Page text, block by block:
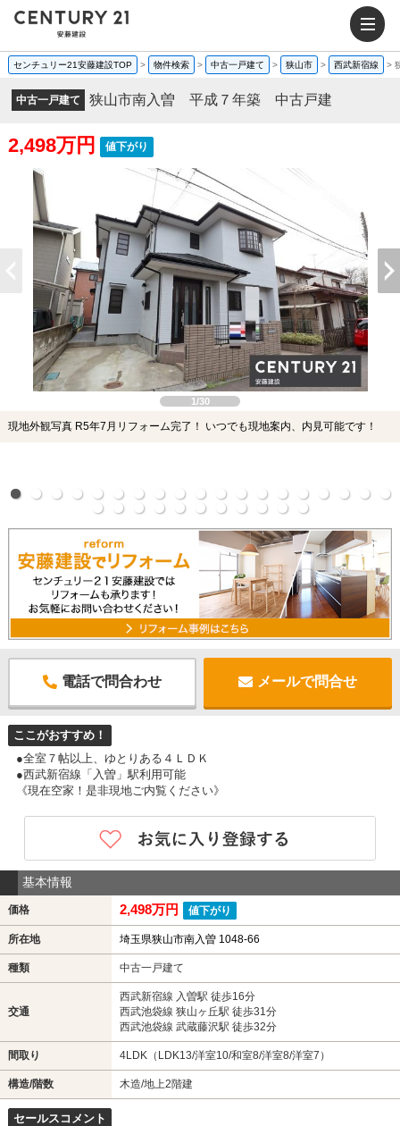
センチュリー21安藤建設TOP > 物件検索 > 中古一戸建て > 狭山市 > 西武新宿線 >
中古一戸建て 狭山市南入曽 平成７年築 中古戸建
2,498万円 値下がり
1/30
現地外観写真 R5年7月リフォーム完了！ いつでも現地案内、内見可能です！
電話で問合わせ メールで問合せ
ここがおすすめ！
●全室７帖以上、ゆとりある４ＬＤＫ
●西武新宿線「入曽」駅利用可能
《現在空家！是非現地ご内覧ください》
基本情報
価格 2,498万円 値下がり
所在地 埼玉県狭山市南入曽 1048-66
種類 中古一戸建て
交通
西武新宿線 入曽駅 徒歩16分
西武池袋線 狭山ヶ丘駅 徒歩31分
西武池袋線 武蔵藤沢駅 徒歩32分
間取り 4LDK（LDK13/洋室10/和室8/洋室8/洋室7）
構造/階数 木造/地上2階建
セールスコメント